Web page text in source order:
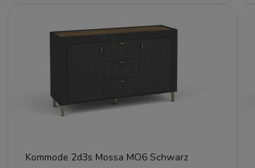
Kommode 2d3s Mossa MO6 Schwarz